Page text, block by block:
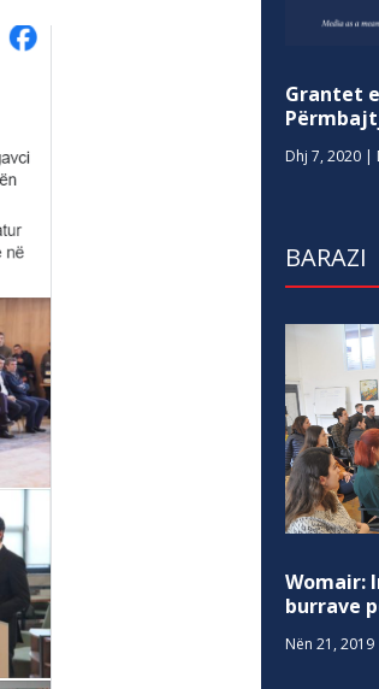
Grantet
Dhj 7, 2020 |
BARAZI
Womair:
burrave
Nën 21, 2019